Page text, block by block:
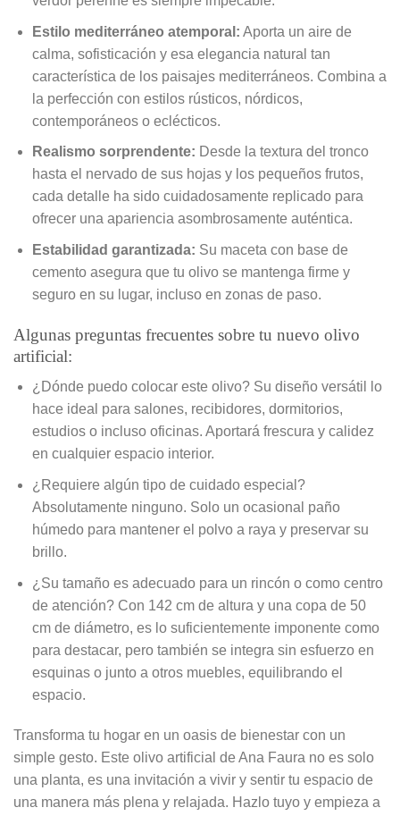
Estilo mediterráneo atemporal: Aporta un aire de
calma, sofisticación y esa elegancia natural tan
característica de los paisajes mediterráneos. Combina a
la perfección con estilos rústicos, nórdicos,
contemporáneos o eclécticos.
Realismo sorprendente: Desde la textura del tronco
hasta el nervado de sus hojas y los pequeños frutos,
cada detalle ha sido cuidadosamente replicado para
ofrecer una apariencia asombrosamente auténtica.
Estabilidad garantizada: Su maceta con base de
cemento asegura que tu olivo se mantenga firme y
seguro en su lugar, incluso en zonas de paso.
Algunas preguntas frecuentes sobre tu nuevo olivo
artificial:
¿Dónde puedo colocar este olivo? Su diseño versátil lo
hace ideal para salones, recibidores, dormitorios,
estudios o incluso oficinas. Aportará frescura y calidez
en cualquier espacio interior.
¿Requiere algún tipo de cuidado especial?
Absolutamente ninguno. Solo un ocasional paño
húmedo para mantener el polvo a raya y preservar su
brillo.
¿Su tamaño es adecuado para un rincón o como centro
de atención? Con 142 cm de altura y una copa de 50
cm de diámetro, es lo suficientemente imponente como
para destacar, pero también se integra sin esfuerzo en
esquinas o junto a otros muebles, equilibrando el
espacio.
Transforma tu hogar en un oasis de bienestar con un
simple gesto. Este olivo artificial de Ana Faura no es solo
una planta, es una invitación a vivir y sentir tu espacio de
una manera más plena y relajada. Hazlo tuyo y empieza a